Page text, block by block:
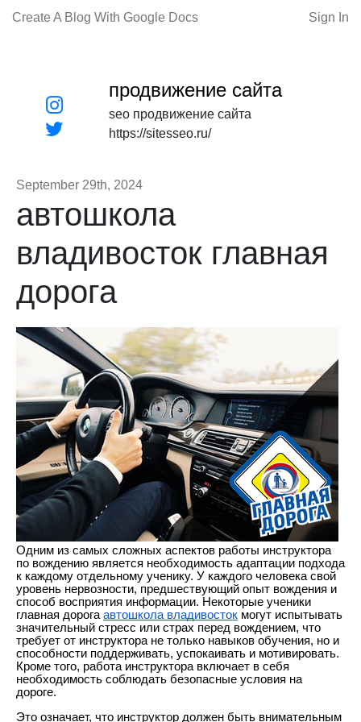
Create A Blog With Google Docs Sign In
продвижение сайта
seo продвижение сайта
https://sitesseo.ru/
September 29th, 2024
автошкола
владивосток главная
дорога
Одним из самых сложных аспектов работы инструктора
по вождению является необходимость адаптации подхода
к каждому отдельному ученику. У каждого человека свой
уровень нервозности, предшествующий опыт вождения и
способ восприятия информации. Некоторые ученики
главная дорога автошкола владивосток могут испытывать
значительный стресс или страх перед вождением, что
требует от инструктора не только навыков обучения, но и
способности поддерживать, успокаивать и мотивировать.
Кроме того, работа инструктора включает в себя
необходимость соблюдать безопасные условия на
дороге.
Это означает, что инструктор должен быть внимательным